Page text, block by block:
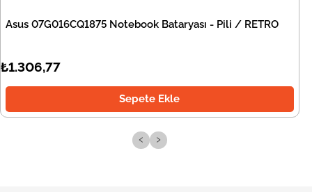
Asus 07G016CQ1875 Notebook Bataryası - Pili / RETRO
₺1.306,77
Sepete Ekle
‹ ›